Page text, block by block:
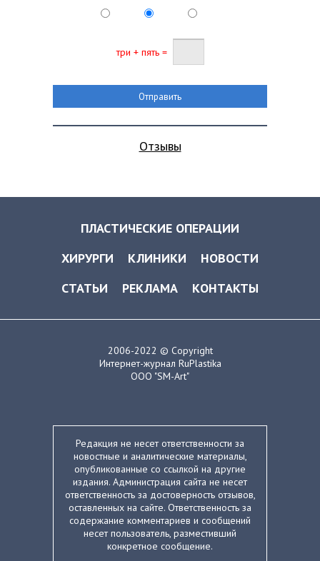
три + пять =
Отзывы
ПЛАСТИЧЕСКИЕ ОПЕРАЦИИ
ХИРУРГИ
КЛИНИКИ
НОВОСТИ
СТАТЬИ
РЕКЛАМА КОНТАКТЫ
2006-2022 © Copyright
Интернет-журнал RuPlastika
ООО "SM-Art"
Редакция не несет ответственности за
новостные и аналитические материалы,
опубликованные со ссылкой на другие
издания. Администрация сайта не несет
ответственность за достоверность отзывов,
оставленных на сайте. Ответственность за
содержание комментариев и сообщений
несет пользователь, разместивший
конкретное сообщение.